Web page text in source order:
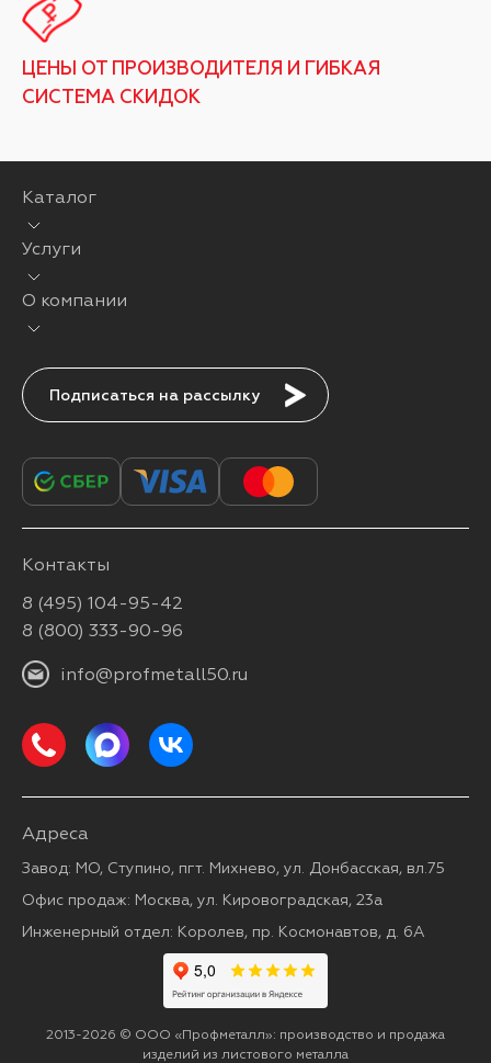
ЦЕНЫ ОТ ПРОИЗВОДИТЕЛЯ И ГИБКАЯ
СИСТЕМА СКИДОК
Каталог
Услуги
О компании
Подписаться
Контакты
8 (495) 104-95-42
8 (800) 333-90-96
info@profmetall50.ru
Адреса
Завод: МО, Ступино, пгт. Михнево, ул. Донбасская, вл.75
Офис продаж: Москва, ул. Кировоградская, 23а
Инженерный отдел: Королев, пр. Космонавтов, д. 6А
2013-2026 © ООО «Профметалл»: производство и продажа
изделий из листового металла